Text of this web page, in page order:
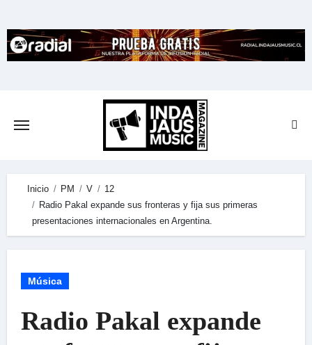
to
content
Inicio PM V
12
Radio Pakal expande sus fronteras y fija sus primeras
presentaciones internacionales en Argentina.
Música
Radio Pakal expande